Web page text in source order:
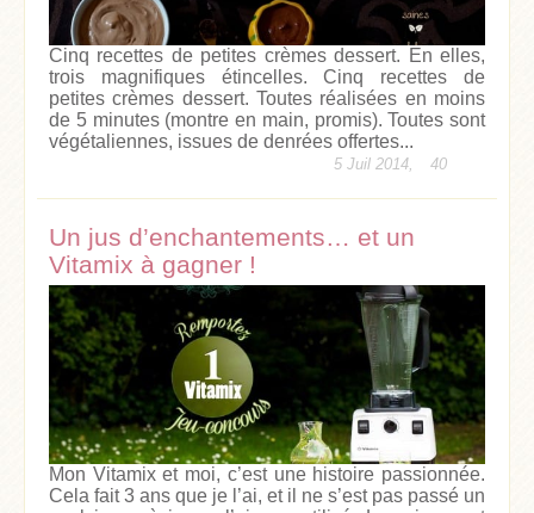
Cinq recettes de petites crèmes dessert. En elles,
trois magnifiques étincelles. Cinq recettes de
petites crèmes dessert. Toutes réalisées en moins
de 5 minutes (montre en main, promis). Toutes sont
végétaliennes, issues de denrées offertes...
5 Juil 2014, 40
Un jus d’enchantements… et un
Vitamix à gagner !
Mon Vitamix et moi, c’est une histoire passionnée.
Cela fait 3 ans que je l’ai, et il ne s’est pas passé un